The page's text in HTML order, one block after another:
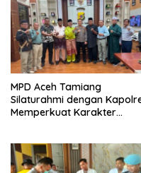
MPD Aceh Tamiang
Silaturahmi dengan
Memperkuat Karakter